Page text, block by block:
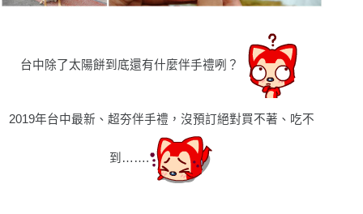
台中除了太陽餅到底還有什麼伴手禮咧？
2019年台中最新 、超夯伴手禮，沒預訂絕對買不著 、吃不
到 …….